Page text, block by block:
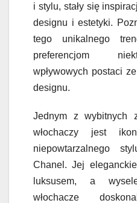
i stylu, stały się
designu i estetyki.
tego unikalnego
preferencjom
wpływowych postaci
designu.
Jednym z wybitnych
włochaczy jest
niepowtarzalnego
Chanel. Jej
luksusem, a
włochacze